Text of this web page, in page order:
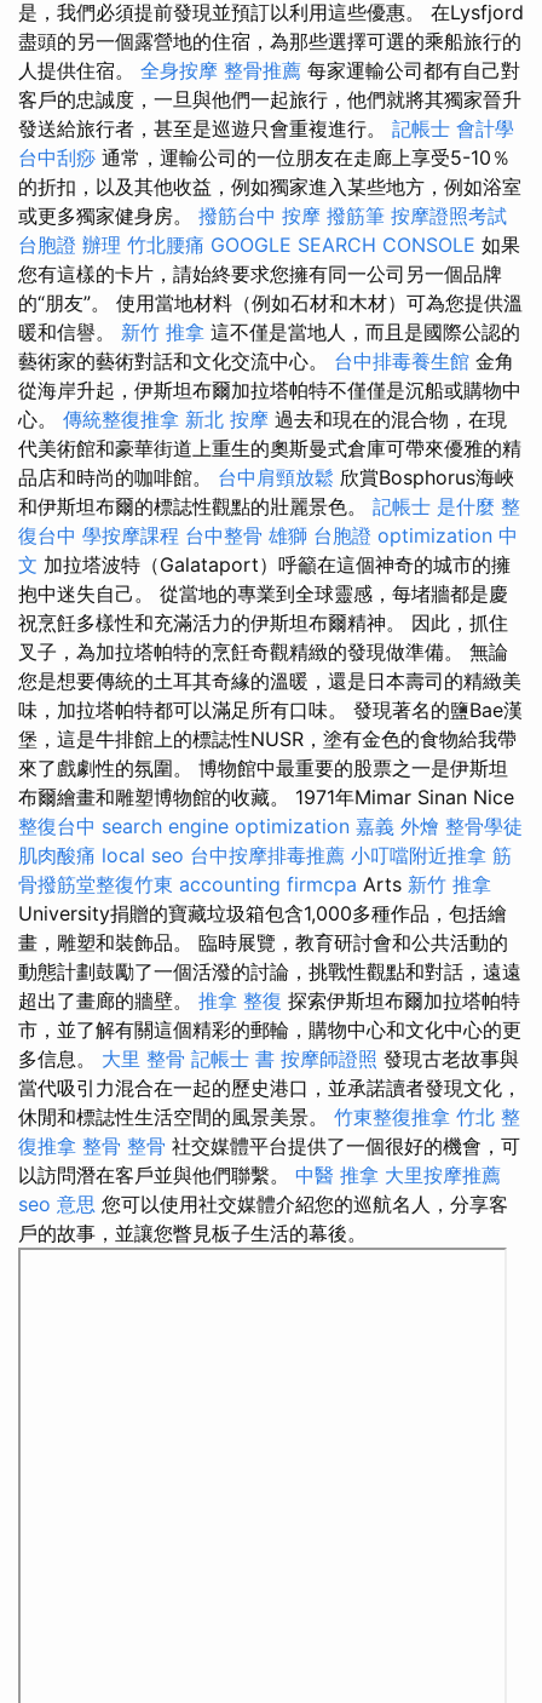
是，我們必須提前發現並預訂以利用這些優惠。 在Lysfjord
盡頭的另一個露營地的住宿，為那些選擇可選的乘船旅行的
人提供住宿。 全身按摩 整骨推薦 每家運輸公司都有自己對
客戶的忠誠度，一旦與他們一起旅行，他們就將其獨家晉升
發送給旅行者，甚至是巡遊只會重複進行。 記帳士 會計學
台中刮痧 通常，運輸公司的一位朋友在走廊上享受5-10％
的折扣，以及其他收益，例如獨家進入某些地方，例如浴室
或更多獨家健身房。 撥筋台中 按摩 撥筋筆 按摩證照考試
台胞證 辦理 竹北腰痛 GOOGLE SEARCH CONSOLE 如果
您有這樣的卡片，請始終要求您擁有同一公司另一個品牌
的“朋友”。 使用當地材料（例如石材和木材）可為您提供溫
暖和信譽。 新竹 推拿 這不僅是當地人，而且是國際公認的
藝術家的藝術對話和文化交流中心。 台中排毒養生館 金角
從海岸升起，伊斯坦布爾加拉塔帕特不僅僅是沉船或購物中
心。 傳統整復推拿 新北 按摩 過去和現在的混合物，在現
代美術館和豪華街道上重生的奧斯曼式倉庫可帶來優雅的精
品店和時尚的咖啡館。 台中肩頸放鬆 欣賞Bosphorus海峽
和伊斯坦布爾的標誌性觀點的壯麗景色。 記帳士 是什麼 整
復台中 學按摩課程 台中整骨 雄獅 台胞證 optimization 中
文 加拉塔波特（Galataport）呼籲在這個神奇的城市的擁
抱中迷失自己。 從當地的專業到全球靈感，每堵牆都是慶
祝烹飪多樣性和充滿活力的伊斯坦布爾精神。 因此，抓住
叉子，為加拉塔帕特的烹飪奇觀精緻的發現做準備。 無論
您是想要傳統的土耳其奇緣的溫暖，還是日本壽司的精緻美
味，加拉塔帕特都可以滿足所有口味。 發現著名的鹽Bae漢
堡，這是牛排館上的標誌性NUSR，塗有金色的食物給我帶
來了戲劇性的氛圍。 博物館中最重要的股票之一是伊斯坦
布爾繪畫和雕塑博物館的收藏。 1971年Mimar Sinan Nice
整復台中 search engine optimization 嘉義 外燴 整骨學徒
肌肉酸痛 local seo 台中按摩排毒推薦 小叮噹附近推拿 筋
骨撥筋堂整復竹東 accounting firmcpa Arts 新竹 推拿
University捐贈的寶藏垃圾箱包含1,000多種作品，包括繪
畫，雕塑和裝飾品。 臨時展覽，教育研討會和公共活動的
動態計劃鼓勵了一個活潑的討論，挑戰性觀點和對話，遠遠
超出了畫廊的牆壁。 推拿 整復 探索伊斯坦布爾加拉塔帕特
市，並了解有關這個精彩的郵輪，購物中心和文化中心的更
多信息。 大里 整骨 記帳士 書 按摩師證照 發現古老故事與
當代吸引力混合在一起的歷史港口，並承諾讀者發現文化，
休閒和標誌性生活空間的風景美景。 竹東整復推拿 竹北 整
復推拿 整骨 整骨 社交媒體平台提供了一個很好的機會，可
以訪問潛在客戶並與他們聯繫。 中醫 推拿 大里按摩推薦
seo 意思 您可以使用社交媒體介紹您的巡航名人，分享客
戶的故事，並讓您瞥見板子生活的幕後。